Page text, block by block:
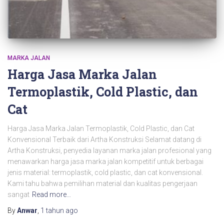
MARKA JALAN
Harga Jasa Marka Jalan
Termoplastik, Cold Plastic, dan
Cat
Harga Jasa Marka Jalan Termoplastik, Cold Plastic, dan Cat
Konvensional Terbaik dari Artha Konstruksi Selamat datang di
Artha Konstruksi, penyedia layanan marka jalan profesional yang
menawarkan harga jasa marka jalan kompetitif untuk berbagai
jenis material: termoplastik, cold plastic, dan cat konvensional.
Kami tahu bahwa pemilihan material dan kualitas pengerjaan
sangat Read more…
ByAnwar 1 tahun ago